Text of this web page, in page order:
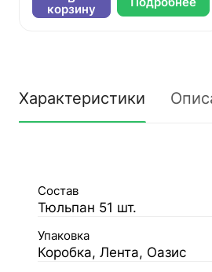
корзину
Характеристики
Состав
Тюльпан 51 шт.
Упаковка
Коробка, Лента, Оазис